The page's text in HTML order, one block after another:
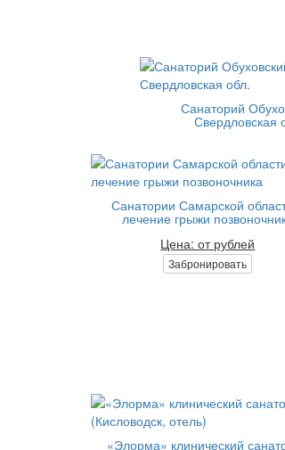
Санаторий
Свердловская
Санатории Самарской
лечение грыжи
Цена: от рублей
Забронировать
«Элорма» клинический